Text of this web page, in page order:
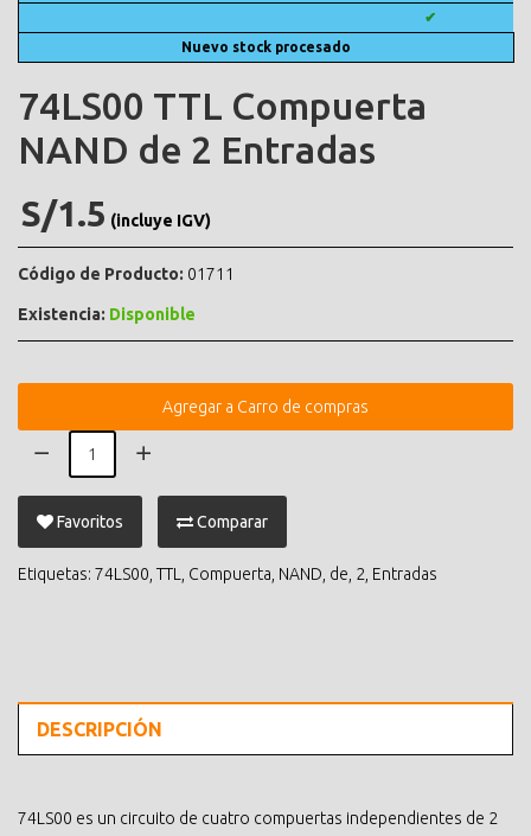
✔
Nuevo stock procesado
74LS00 TTL Compuerta
NAND de 2 Entradas
S/1.5 (incluye IGV)
Código de Producto: 01711
Existencia: Disponible
Agregar a Carro de compras
Favoritos Comparar
Etiquetas: 74LS00 TTL Compuerta NAND de 2 Entradas
DESCRIPCIÓN
74LS00 es un circuito de cuatro compuertas independientes de 2